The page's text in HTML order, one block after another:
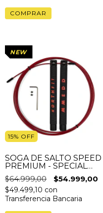
15% OFF
NEW
SOGA DE SALTO SPEED
PREMIUM - SPECIAL
EDITION NORTHFIT
$64.999,00 $54.999,00
$49.499,10 con
Transferencia Bancaria